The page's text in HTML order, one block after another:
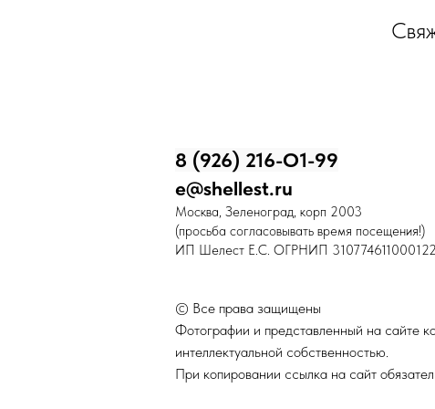
8 (926) 216-О1-99
e@shellest.ru
Москва, Зеленоград, корп 2003
(просьба согласовывать время посещения!)
ИП Шелест Е.С. ОГРНИП 310774611000122
© Все права защищены
Фотографии и представленный на сайте
интеллектуальной собственностью.
При копировании ссылка на сайт